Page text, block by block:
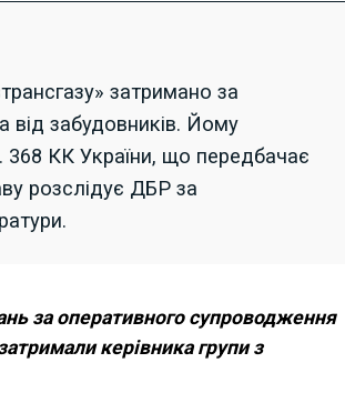
затримано за
від забудовників. Йому
368 КК України, що передбачає
розслідує ДБР за
за оперативного супроводження
керівника групи з